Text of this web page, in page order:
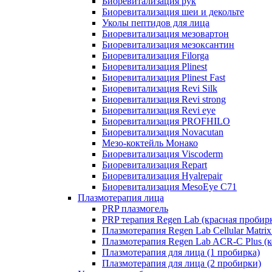
Биоревитализация шеи и декольте
Уколы пептидов для лица
Биоревитализация мезовартон
Биоревитализация мезоксантин
Биоревитализация Filorga
Биоревитализация Plinest
Биоревитализация Plinest Fast
Биоревитализация Revi Silk
Биоревитализация Revi strong
Биоревитализация Revi eye
Биоревитализация PROFHILO
Биоревитализация Novacutan
Мезо-коктейль Монако
Биоревитализация Viscoderm
Биоревитализация Repart
Биоревитализация Hyalrepair
Биоревитализация MesoEye C71
Плазмотерапия лица
PRP плазмогель
PRP терапия Regen Lab (красная
Плазмотерапия Regen Lab Cellular
Плазмотерапия Regen Lab ACR-C Plus
Плазмотерапия для лица (1 пробирка)
Плазмотерапия для лица (2 пробирки)